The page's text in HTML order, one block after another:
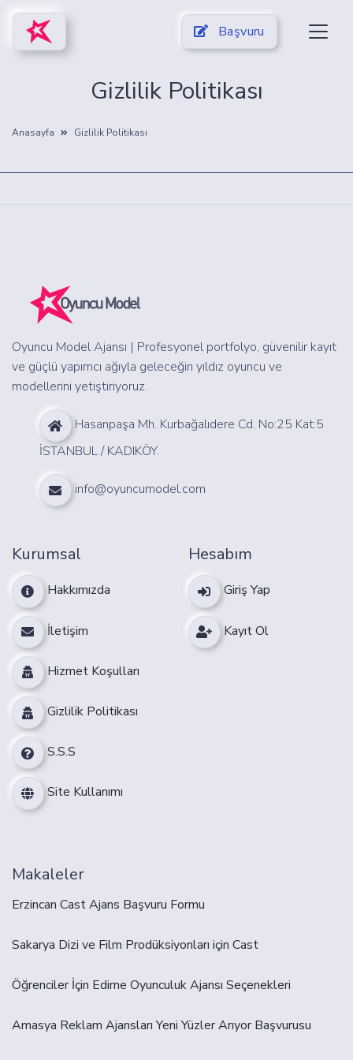
Başvuru
Gizlilik Politikası
Anasayfa Gizlilik Politikası
Oyuncu Model Ajansı | Profesyonel portfolyo, güvenilir kayıt
ve güçlü yapımcı ağıyla geleceğin yıldız oyuncu ve
modellerini yetiştiriyoruz.
Hasanpaşa Mh. Kurbağalıdere Cd. No:25 Kat:5
İSTANBUL / KADIKÖY.
info@oyuncumodel.com
Kurumsal
Hakkımızda
İletişim
Hizmet Koşulları
Gizlilik Politikası
S.S.S
Site Kullanımı
Hesabım
Giriş Yap
Kayıt Ol
Makaleler
Erzincan Cast Ajans Başvuru Formu
Sakarya Dizi ve Film Prodüksiyonları için Cast
Öğrenciler İçin Edirne Oyunculuk Ajansı Seçenekleri
Amasya Reklam Ajansları Yeni Yüzler Arıyor Başvurusu